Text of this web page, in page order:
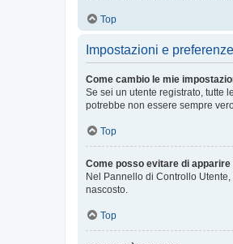
Top
Impostazioni e
Come cambio le mie
Se sei un utente registrato, tutte
potrebbe non essere sempre
Top
Come posso evitare di
Nel Pannello di Controllo Utente,
nascosto.
Top